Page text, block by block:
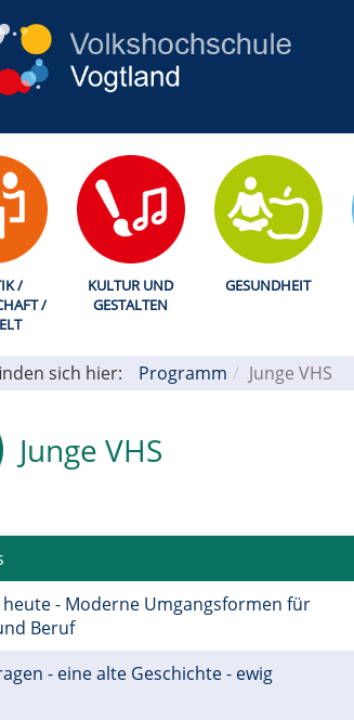
/
/
KULTUR UND
GESTALTEN
GESUNDHEIT
sich hier: Programm Junge VHS
Junge VHS
heute - Moderne Umgangsformen für
Beruf
- eine alte Geschichte - ewig